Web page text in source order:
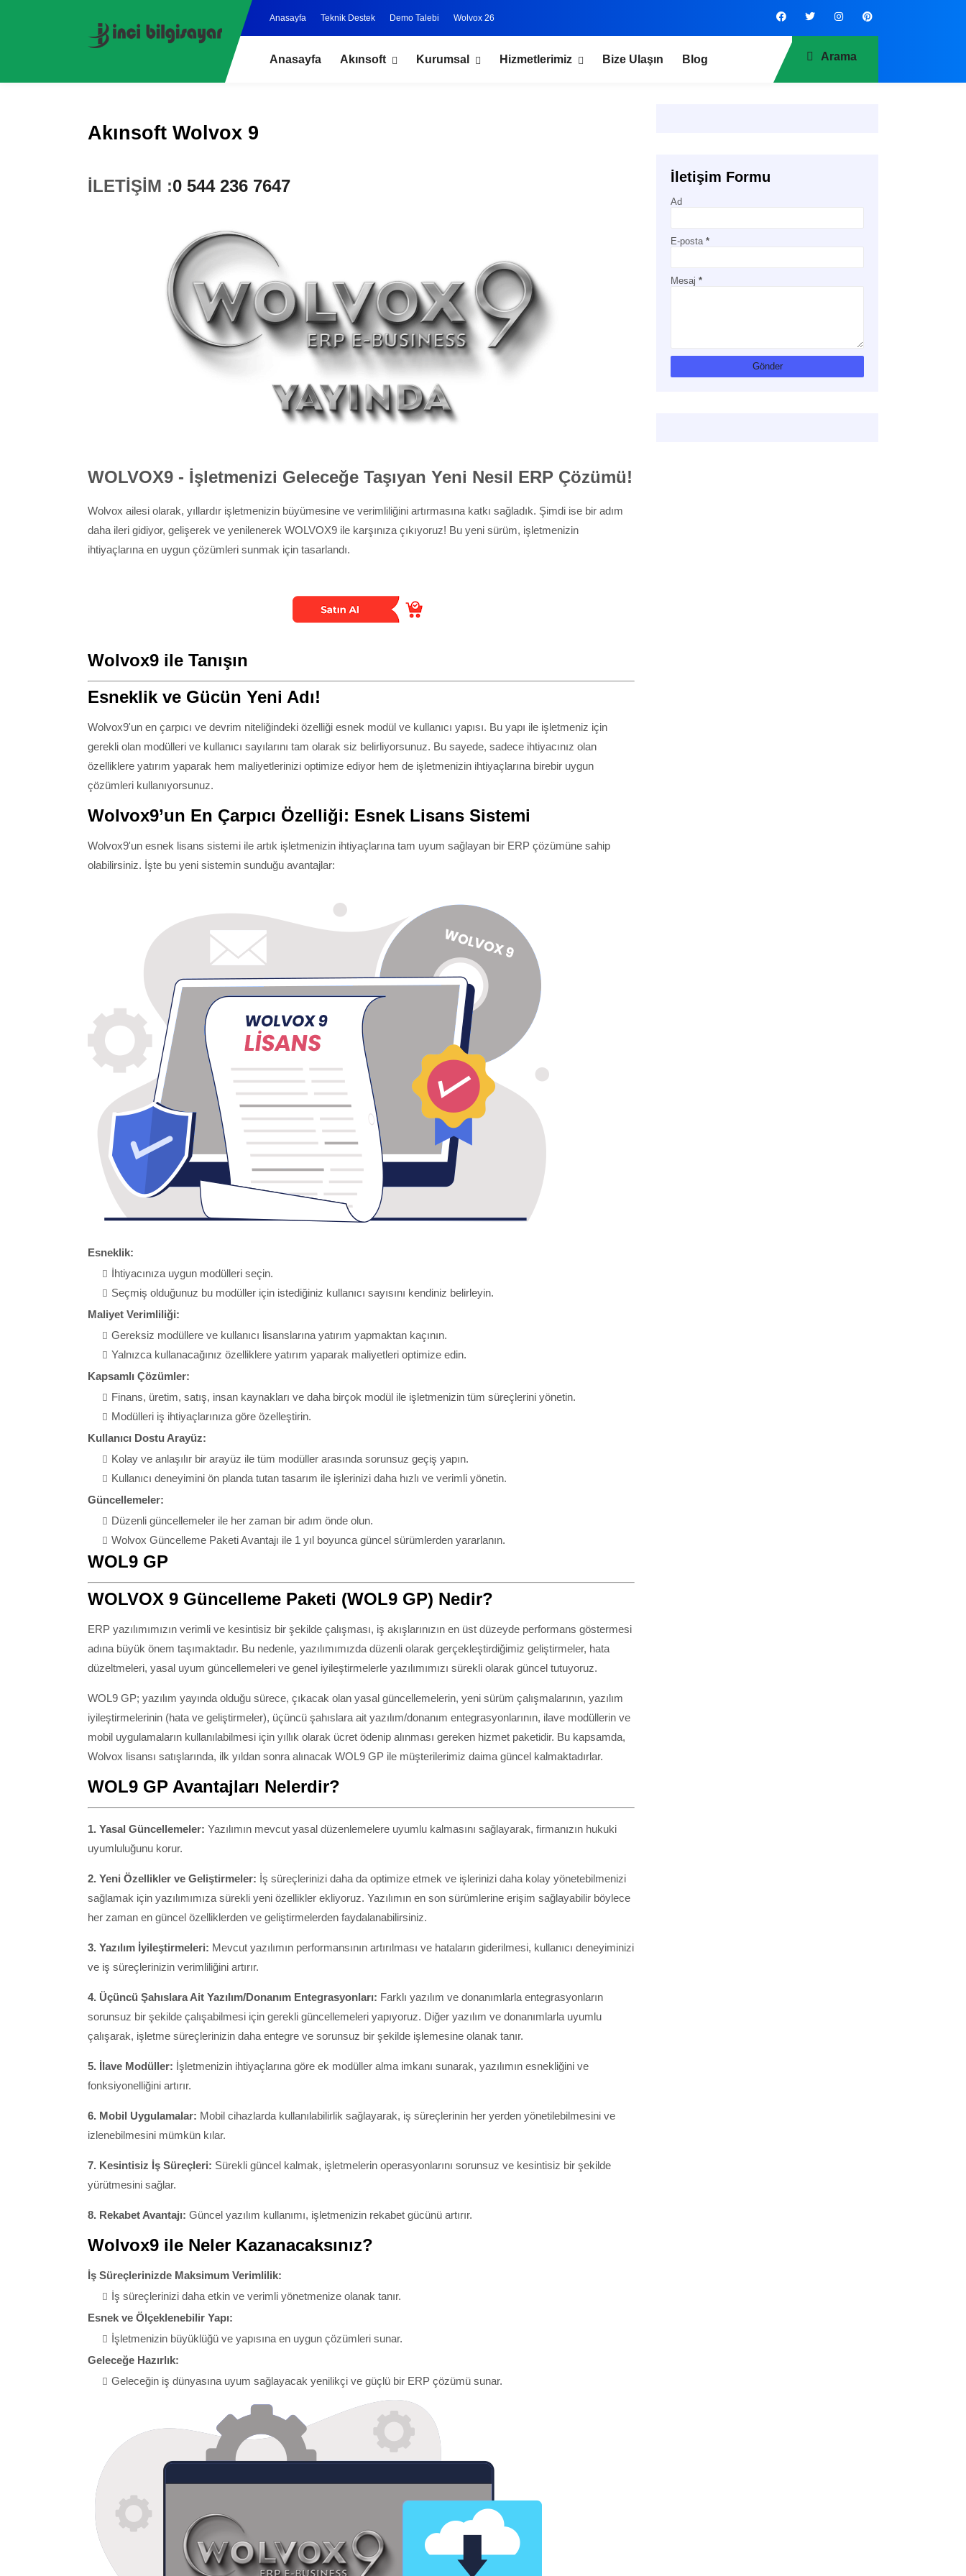
Anasayfa Teknik Destek Demo Talebi Wolvox 26
Anasayfa Akınsoft Kurumsal Hizmetlerimiz Bize Ulaşın Blog Arama
Akınsoft Wolvox 9
İLETİŞİM :0 544 236 7647
WOLVOX9 - İşletmenizi Geleceğe Taşıyan Yeni Nesil ERP Çözümü!
Wolvox ailesi olarak, yıllardır işletmenizin büyümesine ve verimliliğini artırmasına katkı sağladık. Şimdi ise bir adım
daha ileri gidiyor, gelişerek ve yenilenerek WOLVOX9 ile karşınıza çıkıyoruz! Bu yeni sürüm, işletmenizin
ihtiyaçlarına en uygun çözümleri sunmak için tasarlandı.
Wolvox9 ile Tanışın
Esneklik ve Gücün Yeni Adı!
Wolvox9'un en çarpıcı ve devrim niteliğindeki özelliği esnek modül ve kullanıcı yapısı. Bu yapı ile işletmeniz için
gerekli olan modülleri ve kullanıcı sayılarını tam olarak siz belirliyorsunuz. Bu sayede, sadece ihtiyacınız olan
özelliklere yatırım yaparak hem maliyetlerinizi optimize ediyor hem de işletmenizin ihtiyaçlarına birebir uygun
çözümleri kullanıyorsunuz.
Wolvox9’un En Çarpıcı Özelliği: Esnek Lisans Sistemi
Wolvox9'un esnek lisans sistemi ile artık işletmenizin ihtiyaçlarına tam uyum sağlayan bir ERP çözümüne sahip
olabilirsiniz. İşte bu yeni sistemin sunduğu avantajlar:
Esneklik:
İhtiyacınıza uygun modülleri seçin.
Seçmiş olduğunuz bu modüller için istediğiniz kullanıcı sayısını kendiniz belirleyin.
Maliyet Verimliliği:
Gereksiz modüllere ve kullanıcı lisanslarına yatırım yapmaktan kaçının.
Yalnızca kullanacağınız özelliklere yatırım yaparak maliyetleri optimize edin.
Kapsamlı Çözümler:
Finans, üretim, satış, insan kaynakları ve daha birçok modül ile işletmenizin tüm süreçlerini yönetin.
Modülleri iş ihtiyaçlarınıza göre özelleştirin.
Kullanıcı Dostu Arayüz:
Kolay ve anlaşılır bir arayüz ile tüm modüller arasında sorunsuz geçiş yapın.
Kullanıcı deneyimini ön planda tutan tasarım ile işlerinizi daha hızlı ve verimli yönetin.
Güncellemeler:
Düzenli güncellemeler ile her zaman bir adım önde olun.
Wolvox Güncelleme Paketi Avantajı ile 1 yıl boyunca güncel sürümlerden yararlanın.
WOL9 GP
WOLVOX 9 Güncelleme Paketi (WOL9 GP) Nedir?
ERP yazılımımızın verimli ve kesintisiz bir şekilde çalışması, iş akışlarınızın en üst düzeyde performans göstermesi
adına büyük önem taşımaktadır. Bu nedenle, yazılımımızda düzenli olarak gerçekleştirdiğimiz geliştirmeler, hata
düzeltmeleri, yasal uyum güncellemeleri ve genel iyileştirmelerle yazılımımızı sürekli olarak güncel tutuyoruz.
WOL9 GP; yazılım yayında olduğu sürece, çıkacak olan yasal güncellemelerin, yeni sürüm çalışmalarının, yazılım
iyileştirmelerinin (hata ve geliştirmeler), üçüncü şahıslara ait yazılım/donanım entegrasyonlarının, ilave modüllerin ve
mobil uygulamaların kullanılabilmesi için yıllık olarak ücret ödenip alınması gereken hizmet paketidir. Bu kapsamda,
Wolvox lisansı satışlarında, ilk yıldan sonra alınacak WOL9 GP ile müşterilerimiz daima güncel kalmaktadırlar.
WOL9 GP Avantajları Nelerdir?
1. Yasal Güncellemeler: Yazılımın mevcut yasal düzenlemelere uyumlu kalmasını sağlayarak, firmanızın hukuki
uyumluluğunu korur.
2. Yeni Özellikler ve Geliştirmeler: İş süreçlerinizi daha da optimize etmek ve işlerinizi daha kolay yönetebilmenizi
sağlamak için yazılımımıza sürekli yeni özellikler ekliyoruz. Yazılımın en son sürümlerine erişim sağlayabilir böylece
her zaman en güncel özelliklerden ve geliştirmelerden faydalanabilirsiniz.
3. Yazılım İyileştirmeleri: Mevcut yazılımın performansının artırılması ve hataların giderilmesi, kullanıcı deneyiminizi
ve iş süreçlerinizin verimliliğini artırır.
4. Üçüncü Şahıslara Ait Yazılım/Donanım Entegrasyonları: Farklı yazılım ve donanımlarla entegrasyonların
sorunsuz bir şekilde çalışabilmesi için gerekli güncellemeleri yapıyoruz. Diğer yazılım ve donanımlarla uyumlu
çalışarak, işletme süreçlerinizin daha entegre ve sorunsuz bir şekilde işlemesine olanak tanır.
5. İlave Modüller: İşletmenizin ihtiyaçlarına göre ek modüller alma imkanı sunarak, yazılımın esnekliğini ve
fonksiyonelliğini artırır.
6. Mobil Uygulamalar: Mobil cihazlarda kullanılabilirlik sağlayarak, iş süreçlerinin her yerden yönetilebilmesini ve
izlenebilmesini mümkün kılar.
7. Kesintisiz İş Süreçleri: Sürekli güncel kalmak, işletmelerin operasyonlarını sorunsuz ve kesintisiz bir şekilde
yürütmesini sağlar.
8. Rekabet Avantajı: Güncel yazılım kullanımı, işletmenizin rekabet gücünü artırır.
Wolvox9 ile Neler Kazanacaksınız?
İş Süreçlerinizde Maksimum Verimlilik:
İş süreçlerinizi daha etkin ve verimli yönetmenize olanak tanır.
Esnek ve Ölçeklenebilir Yapı:
İşletmenizin büyüklüğü ve yapısına en uygun çözümleri sunar.
Geleceğe Hazırlık:
Geleceğin iş dünyasına uyum sağlayacak yenilikçi ve güçlü bir ERP çözümü sunar.
İletişim Formu
Ad
E-posta *
Mesaj *